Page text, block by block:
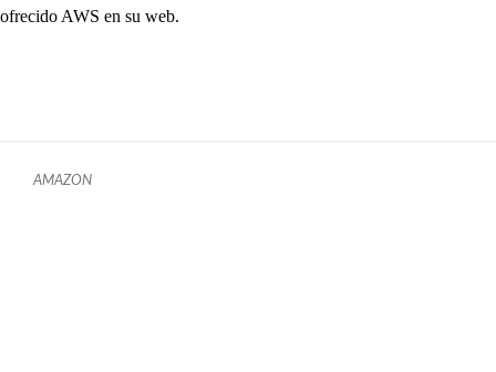
ofrecido AWS en su web.
AMAZON